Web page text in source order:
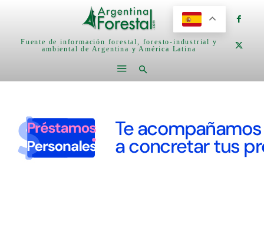
Fuente de información forestal, foresto-industrial y
ambiental de Argentina y América Latina